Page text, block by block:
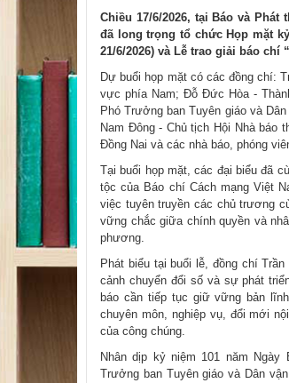
Chiều 17/6/2026, tại Báo và
đã long trọng tổ chức Họp mặt
21/6/2026) và Lễ trao giải báo chí
Dự buổi họp mặt có các đồng chí:
vực phía Nam; Đỗ Đức Hòa -
Phó Trưởng ban Tuyên giáo và
Nam Đông - Chủ tịch Hội Nhà báo
Đồng Nai và các nhà báo, phóng
Tại buổi họp mặt, các đại biểu đã
tộc của Báo chí Cách mạng Việt
việc tuyên truyền các chủ trương
vững chắc giữa chính quyền và
phương.
Phát biểu tại buổi lễ, đồng chí
cảnh chuyển đổi số và sự phát
báo cần tiếp tục giữ vững bản
chuyên môn, nghiệp vụ, đổi mới
của công chúng.
Nhân dịp kỷ niệm 101 năm
Trưởng ban Tuyên giáo và Dân